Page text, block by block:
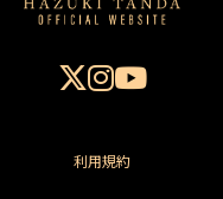
利用規約